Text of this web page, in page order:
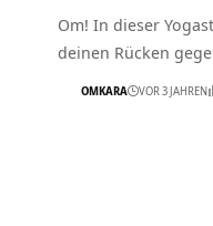
Om! In dieser
deinen Rücken
OMKARA VOR 3 JAHREN